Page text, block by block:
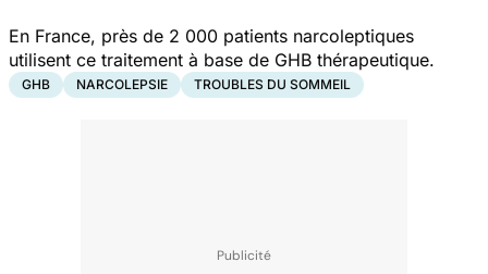
En France, près de 2 000 patients narcoleptiques
utilisent ce traitement à base de GHB thérapeutique.
GHB NARCOLEPSIE TROUBLES DU SOMMEIL